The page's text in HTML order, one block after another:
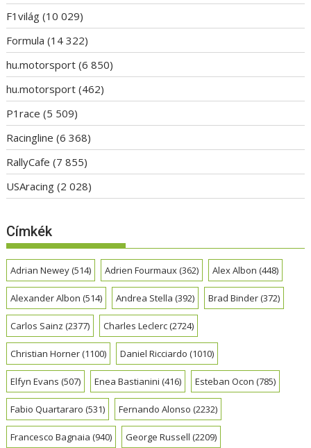
F1világ (10 029)
Formula (14 322)
hu.motorsport (6 850)
hu.motorsport (462)
P1race (5 509)
Racingline (6 368)
RallyCafe (7 855)
USAracing (2 028)
Címkék
Adrian Newey(514) Adrien Fourmaux(362) Alex Albon (448)
Alexander Albon (514) Andrea Stella (392) Brad Binder(372)
Carlos Sainz (2377) Charles Leclerc(2724)
Christian Horner(1100) Daniel Ricciardo (1010)
Elfyn Evans (507) Enea Bastianini (416) Esteban Ocon (785)
Fabio Quartararo (531) Fernando Alonso (2232)
Francesco Bagnaia (940) George Russell (2209)